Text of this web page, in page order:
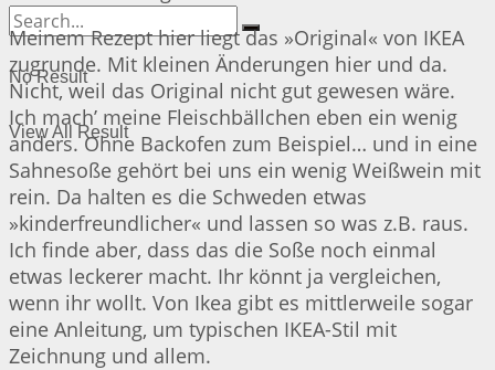
No Result
View All Result
Meinem Rezept hier liegt das »Original« von IKEA
zugrunde. Mit kleinen Änderungen hier und da.
Nicht, weil das Original nicht gut gewesen wäre.
Ich mach’ meine Fleischbällchen eben ein wenig
anders. Ohne Backofen zum Beispiel… und in eine
Sahnesoße gehört bei uns ein wenig Weißwein mit
rein. Da halten es die Schweden etwas
»kinderfreundlicher« und lassen so was z.B. raus.
Ich finde aber, dass das die Soße noch einmal
etwas leckerer macht. Ihr könnt ja vergleichen,
wenn ihr wollt. Von Ikea gibt es mittlerweile sogar
eine Anleitung, um typischen IKEA-Stil mit
Zeichnung und allem.